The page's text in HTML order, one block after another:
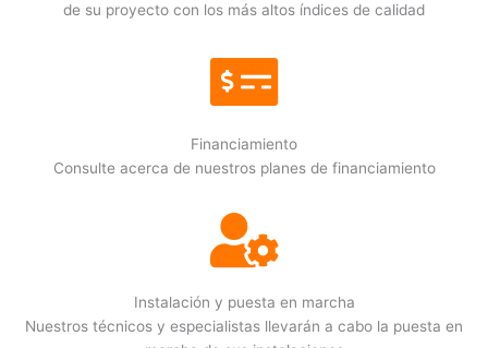
de su proyecto con los más altos índices de calidad
Financiamiento
Consulte acerca de nuestros planes de financiamiento
Instalación y puesta en marcha
Nuestros técnicos y especialistas llevarán a cabo la puesta en